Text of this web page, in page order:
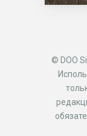
© DOO